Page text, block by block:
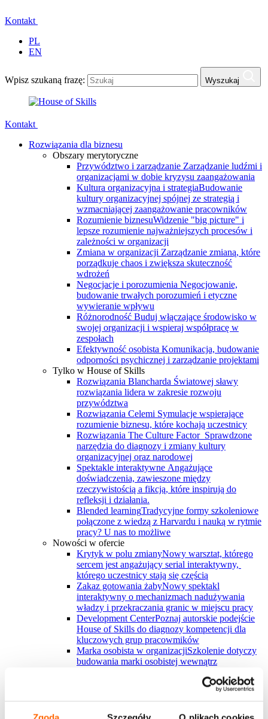
Kontakt
PL
EN
Wpisz szukaną frazę: Wyszukaj
Kontakt
Rozwiązania dla biznesu
Obszary merytoryczne
Przywództwo i zarządzanie Zarządzanie ludźmi i
organizacjami w dobie kryzysu zaangażowania
Kultura organizacyjna i strategiaBudowanie
kultury organizacyjnej spójnej ze strategią i
wzmacniającej zaangażowanie pracowników
Rozumienie biznesuWidzenie "big picture" i
lepsze rozumienie najważniejszych procesów i
zależności w organizacji
Zmiana w organizacji Zarządzanie zmianą, które
porządkuje chaos i zwiększa skuteczność
wdrożeń
Negocjacje i porozumienia Negocjowanie,
budowanie trwałych porozumień i etyczne
wywieranie wpływu
Różnorodność Buduj włączające środowisko w
swojej organizacji i wspieraj współpracę w
zespołach
Efektywność osobista Komunikacja, budowanie
odporności psychicznej i zarządzanie projektami
Tylko w House of Skills
Rozwiązania Blancharda Światowej sławy
rozwiązania lidera w zakresie rozwoju
przywództwa
Rozwiązania Celemi Symulacje wspierające
rozumienie biznesu, które kochają uczestnicy
Rozwiązania The Culture Factor Sprawdzone
narzędzia do diagnozy i zmiany kultury
organizacyjnej oraz narodowej
Spektakle interaktywne Angażujące
doświadczenia, zawieszone między
rzeczywistością a fikcją, które inspirują do
refleksji i działania.
Blended learningTradycyjne formy szkoleniowe
połączone z wiedzą z Harvardu i nauką w rytmie
pracy? U nas to możliwe
Nowości w ofercie
Krytyk w polu zmianyNowy warsztat, którego
sercem jest angażujący serial interaktywny, ​
którego uczestnicy stają się częścią
Zakaz gotowania żabyNowy spektakl
interaktywny o mechanizmach nadużywania
władzy i przekraczania granic w miejscu pracy
Development CenterPoznaj autorskie podejście
House of Skills do diagnozy kompetencji dla
kluczowych grup pracowmików
Marka osobista w organizacjiSzkolenie dotyczy
budowania marki osobistej wewnątrz
Wszystkie rozwiązania House of Skills